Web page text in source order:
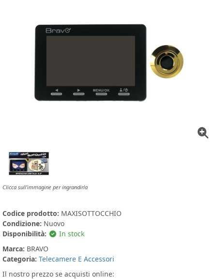
Clicca sull'immagine per ingrandirla
Codice prodotto: MAXISOTTOCCHIO
Condizione: Nuovo
Disponibilità:
In stock
Marca: BRAVO
Categoria: Telecamere E Accessori
Il nostro prezzo se acquisti online: